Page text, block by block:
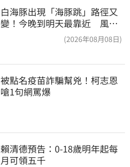
白海豚出現「海豚跳」路徑又
變！今晚到明天最靠近 風雨
(2026年08月08日)
被點名疫苗詐騙幫兇！柯志恩
嗆1句網罵爆
賴清德預告：0-18歲明年起每
月可領五千